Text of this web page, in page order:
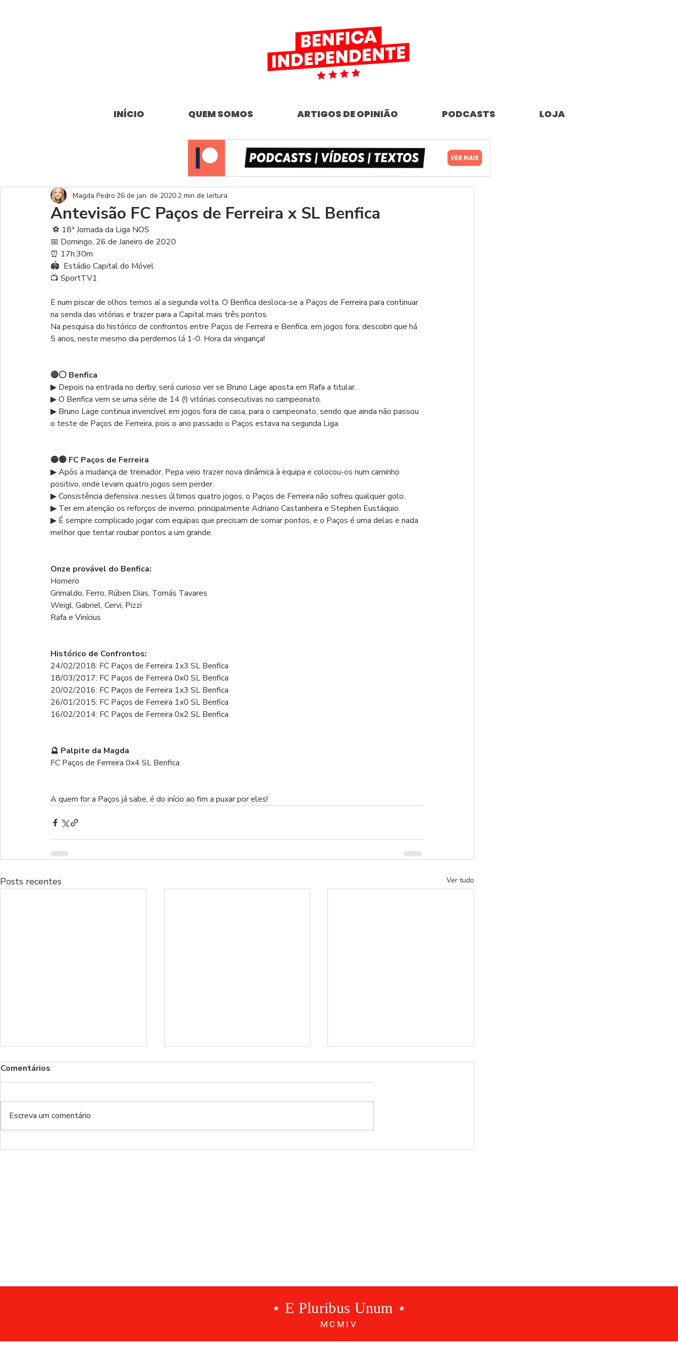
INÍCIO QUEM SOMOS ARTIGOS DE OPINIÃO PODCASTS LOJA
Antevisão FC Paços de Ferreira x SL Benfica
Magda Pedro 26 de jan. de 2020 2 min de leitura
⚽ 18ª Jornada da Liga NOS
📅 Domingo, 26 de Janeiro de 2020
⏰ 17h:30m
🏟  Estádio Capital do Móvel
📺 SportTV1
E num piscar de olhos temos aí a segunda volta. O Benfica desloca-se a Paços de Ferreira para continuar
na senda das vitórias e trazer para a Capital mais três pontos.
Na pesquisa do histórico de confrontos entre Paços de Ferreira e Benfica, em jogos fora, descobri que há
5 anos, neste mesmo dia perdemos lá 1-0. Hora da vingança!
🔴⚪ Benfica
▶ Depois na entrada no derby, será curioso ver se Bruno Lage aposta em Rafa a titular.
▶ O Benfica vem se uma série de 14 (!) vitórias consecutivas no campeonato.
▶ Bruno Lage continua invencível em jogos fora de casa, para o campeonato, sendo que ainda não passou
o teste de Paços de Ferreira, pois o ano passado o Paços estava na segunda Liga.
🟡🟢 FC Paços de Ferreira
▶ Após a mudança de treinador, Pepa veio trazer nova dinâmica à equipa e colocou-os num caminho
positivo, onde levam quatro jogos sem perder.
▶ Consistência defensiva: nesses últimos quatro jogos, o Paços de Ferreira não sofreu qualquer golo.
▶ Ter em atenção os reforços de inverno, principalmente Adriano Castanheira e Stephen Eustáquio.
▶ É sempre complicado jogar com equipas que precisam de somar pontos, e o Paços é uma delas e nada
melhor que tentar roubar pontos a um grande.
Onze provável do Benfica:
Homero
Grimaldo, Ferro, Rúben Dias, Tomás Tavares
Weigl, Gabriel, Cervi, Pizzi
Rafa e Vinícius
Histórico de Confrontos:
24/02/2018: FC Paços de Ferreira 1x3 SL Benfica
18/03/2017: FC Paços de Ferreira 0x0 SL Benfica
20/02/2016: FC Paços de Ferreira 1x3 SL Benfica
26/01/2015: FC Paços de Ferreira 1x0 SL Benfica
16/02/2014: FC Paços de Ferreira 0x2 SL Benfica
🔮 Palpite da Magda
FC Paços de Ferreira 0x4 SL Benfica
A quem for a Paços já sabe, é do início ao fim a puxar por eles!
Posts recentes Ver tudo
É O Que É, Edition Jogos
Fez-se Luz
#BilhetesComHistória
Comentários
Escreva um comentário
⋆ E Pluribus Unum ⋆
MCMIV